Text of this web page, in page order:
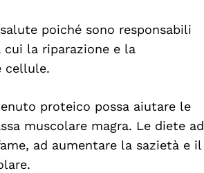
poiché sono responsabili
la riparazione e la
cellule.
proteico possa aiutare le
muscolare magra. Le diete ad
ad aumentare la sazietà e il